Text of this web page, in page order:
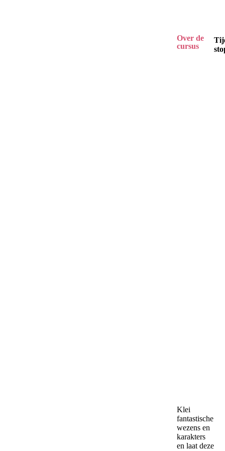
Over de
cursus
Klei
fantastische
wezens en
karakters
en laat deze